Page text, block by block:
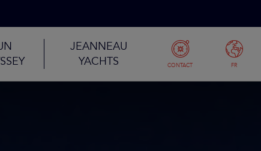
JEANNEAU
YACHTS
CONTACT FR